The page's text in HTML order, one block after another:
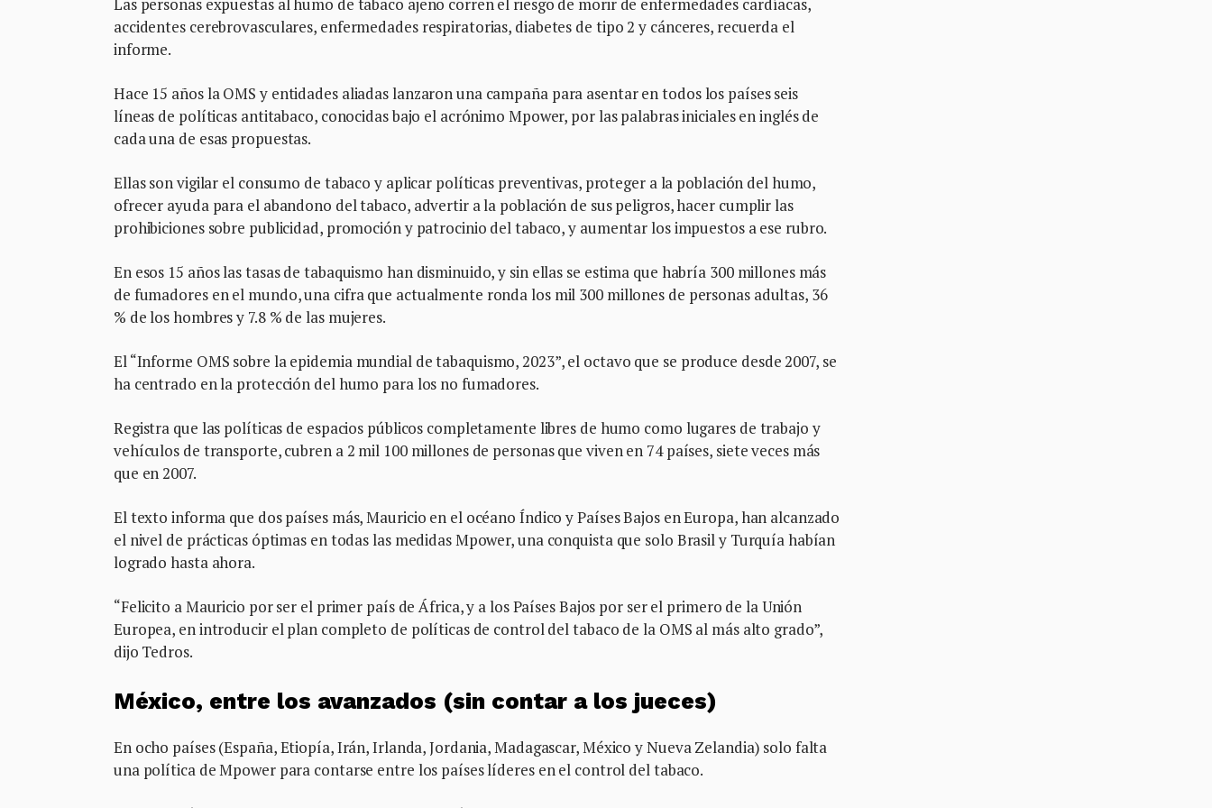
accidentes cerebrovasculares, enfermedades respiratorias, diabetes de tipo 2 y cánceres, recuerda el
informe.
Hace 15 años la OMS y entidades aliadas lanzaron una campaña para asentar en todos los países seis
líneas de políticas antitabaco, conocidas bajo el acrónimo Mpower, por las palabras iniciales en inglés de
cada una de esas propuestas.
Ellas son vigilar el consumo de tabaco y aplicar políticas preventivas, proteger a la población del humo,
ofrecer ayuda para el abandono del tabaco, advertir a la población de sus peligros, hacer cumplir las
prohibiciones sobre publicidad, promoción y patrocinio del tabaco, y aumentar los impuestos a ese rubro.
En esos 15 años las tasas de tabaquismo han disminuido, y sin ellas se estima que habría 300 millones más
de fumadores en el mundo, una cifra que actualmente ronda los mil 300 millones de personas adultas, 36
% de los hombres y 7.8 % de las mujeres.
El “Informe OMS sobre la epidemia mundial de tabaquismo, 2023”, el octavo que se produce desde 2007, se
ha centrado en la protección del humo para los no fumadores.
Registra que las políticas de espacios públicos completamente libres de humo como lugares de trabajo y
vehículos de transporte, cubren a 2 mil 100 millones de personas que viven en 74 países, siete veces más
que en 2007.
El texto informa que dos países más, Mauricio en el océano Índico y Países Bajos en Europa, han alcanzado
el nivel de prácticas óptimas en todas las medidas Mpower, una conquista que solo Brasil y Turquía habían
logrado hasta ahora.
“Felicito a Mauricio por ser el primer país de África, y a los Países Bajos por ser el primero de la Unión
Europea, en introducir el plan completo de políticas de control del tabaco de la OMS al más alto grado”,
dijo Tedros.
México, entre los avanzados (sin contar a los jueces)
En ocho países (España, Etiopía, Irán, Irlanda, Jordania, Madagascar, México y Nueva Zelandia) solo falta
una política de Mpower para contarse entre los países líderes en el control del tabaco.